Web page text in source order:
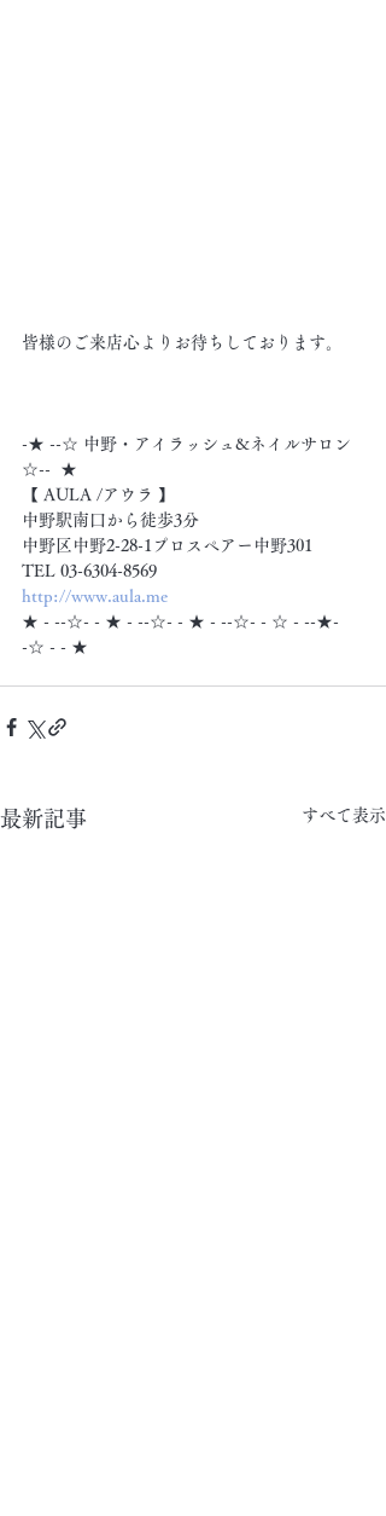
皆様のご来店心よりお待ちしております。
-★ --☆ 中野・アイラッシュ&ネイルサロン
☆--  ★
【 AULA /アウラ 】
中野駅南口から徒歩3分
中野区中野2-28-1プロスペアー中野301
TEL 03-6304-8569
http://www.aula.me
★ - --☆- - ★ - --☆- - ★ - --☆- - ☆ - --★-
-☆ - - ★
最新記事 すべて表示